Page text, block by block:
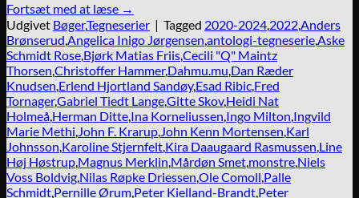
Fortsæt med at læse →
Udgivet Bøger,Tegneserier | Tagged 2020-2024,2022,Anders
Brønserud,Angelica Inigo Jørgensen,antologi-tegneserie,Aske
Schmidt Rose,Bjørk Matias Friis,Cecili "Q" Maintz
Thorsen,Christoffer Hammer,Dahmu.mu,Dan Ræder
Knudsen,Erlend Hjortland Sandøy,Esad Ribic,Fred
Tornager,Gabriel Tiedt Lange,Gitte Skov,Heidi Nat
Holmeå,Herman Ditte,Ina Korneliussen,Ingo Milton,Ingvild
Marie Methi,John F. Krarup,John Kenn Mortensen,Karl
Johnsson,Karoline Stjernfelt,Kira Daaugaard Rasmussen,Line
Høj Høstrup,Magnus Merklin,Mårdøn Smet,monstre,Niels
Voss Boldvig,Nilas Røpke Driessen,Ole Comoll,Palle
Schmidt,Pernille Ørum,Peter Kielland-Brandt,Peter